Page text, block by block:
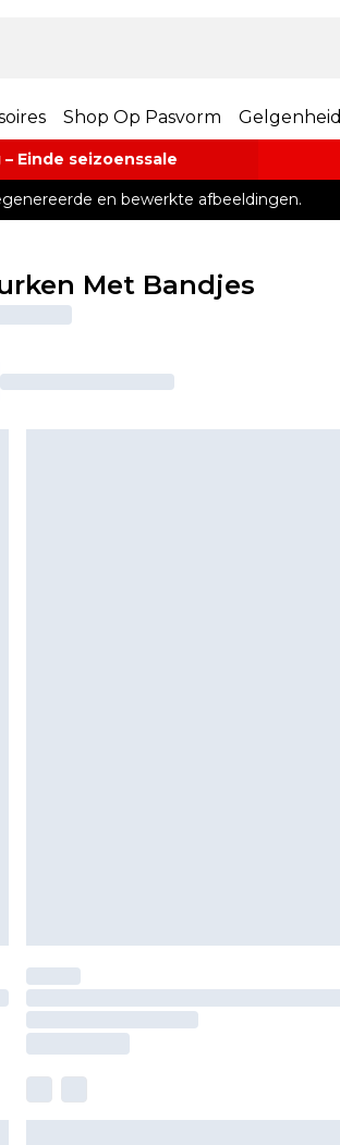
Shop Op Pasvorm Gelgenheid
Einde seizoenssale
en bewerkte afbeeldingen.
Met Bandjes